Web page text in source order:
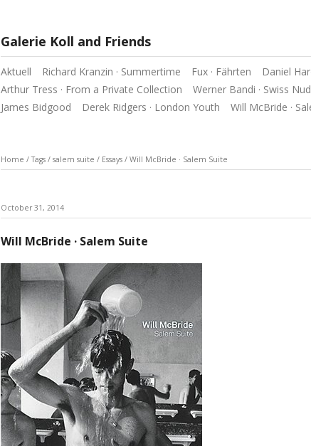
Galerie Koll and Friends
Aktuell Richard Kranzin · Summertime Fux · Fährten Daniel
Arthur Tress · From a Private Collection
Werner Bandi · Swiss
James Bidgood
Derek Ridgers · London Youth Will McBride ·
Home /Tags / salem suite / Essays / Will McBride · Salem Suite
October 31, 2014
Will McBride · Salem Suite